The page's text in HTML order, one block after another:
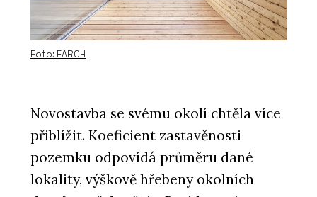
Foto: EARCH
Novostavba se svému okolí chtěla více
přiblížit. Koeficient zastavěnosti
pozemku odpovídá průměru dané
lokality, výškově hřebeny okolních